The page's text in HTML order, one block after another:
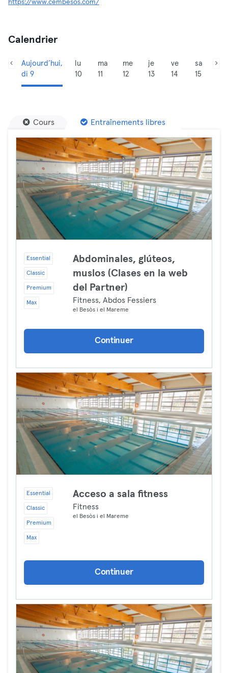
https://www.cembesos.com/
Calendrier
Aujourd’hui,
di 9
lu
10
ma
11
me
12
je
13
ve
14
sa
15
Cours Entraînements libres
Essential
Classic
Premium
Max
Abdominales, glúteos,
muslos (Clases en la web
del Partner)
Fitness, Abdos Fessiers
el Besòs i el Mareme
Continuer
Essential
Classic
Premium
Max
Acceso a sala fitness
Fitness
el Besòs i el Mareme
Continuer